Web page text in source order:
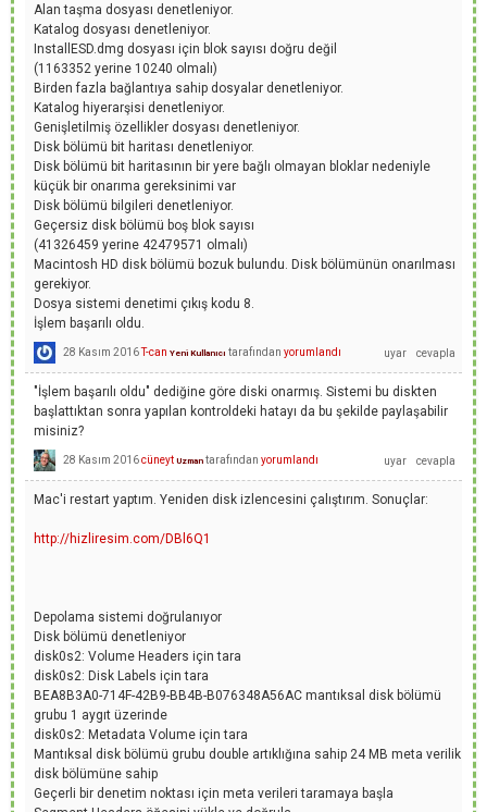
Alan taşma dosyası denetleniyor.
Katalog dosyası denetleniyor.
InstallESD.dmg dosyası için blok sayısı doğru değil
(1163352 yerine 10240 olmalı)
Birden fazla bağlantıya sahip dosyalar denetleniyor.
Katalog hiyerarşisi denetleniyor.
Genişletilmiş özellikler dosyası denetleniyor.
Disk bölümü bit haritası denetleniyor.
Disk bölümü bit haritasının bir yere bağlı olmayan bloklar nedeniyle
küçük bir onarıma gereksinimi var
Disk bölümü bilgileri denetleniyor.
Geçersiz disk bölümü boş blok sayısı
(41326459 yerine 42479571 olmalı)
Macintosh HD disk bölümü bozuk bulundu. Disk bölümünün onarılması
gerekiyor.
Dosya sistemi denetimi çıkış kodu 8.
İşlem başarılı oldu.
28 Kasım 2016T-can Yeni Kullanıcı tarafından yorumlandı
"İşlem başarılı oldu" dediğine göre diski onarmış. Sistemi bu diskten
başlattıktan sonra yapılan kontroldeki hatayı da bu şekilde paylaşabilir
misiniz?
28 Kasım 2016cüneyt Uzman tarafından yorumlandı
Mac'i restart yaptım. Yeniden disk izlencesini çalıştırım. Sonuçlar:
http://hizliresim.com/DBl6Q1
Depolama sistemi doğrulanıyor
Disk bölümü denetleniyor
disk0s2: Volume Headers için tara
disk0s2: Disk Labels için tara
BEA8B3A0-714F-42B9-BB4B-B076348A56AC mantıksal disk bölümü
grubu 1 aygıt üzerinde
disk0s2: Metadata Volume için tara
Mantıksal disk bölümü grubu double artıklığına sahip 24 MB meta verilik
disk bölümüne sahip
Geçerli bir denetim noktası için meta verileri taramaya başla